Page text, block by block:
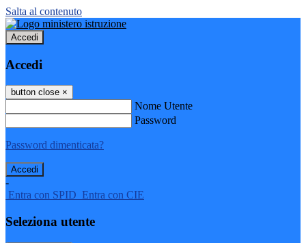
Salta al contenuto
Accedi
Accedi
button close ×
Nome Utente
Password
Password dimenticata?
-
Entra con SPID Entra con CIE
Seleziona utente